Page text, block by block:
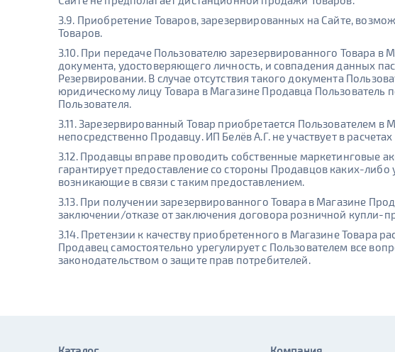
3.9. Приобретение Товаров, зарезервированных на Сайте,
Товаров.
3.10. При передаче Пользователю зарезервированного Товара
документа, удостоверяющего личность, и совпадения данных
Резервировании. В случае отсутствия такого документа
юридическому лицу Товара в Магазине Продавца Пользователь
Пользователя.
3.11. Зарезервированный Товар приобретается Пользователем
непосредственно Продавцу. ИП Белёв А.Г. не участвует в
3.12. Продавцы вправе проводить собственные маркетинговые
гарантирует предоставление со стороны Продавцов каких-
возникающие в связи с таким предоставлением.
3.13. При получении зарезервированного Товара в Магазине
заключении/отказе от заключения договора розничной купли-
3.14. Претензии к качеству приобретенного в Магазине Товара
Продавец самостоятельно урегулирует с Пользователем все
законодательством о защите прав потребителей.